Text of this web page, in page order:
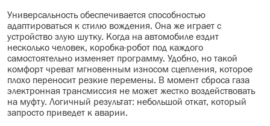
Универсальность обеспечивается способностью
адаптироваться к стилю вождения. Она же играет с
устройство злую шутку. Когда на автомобиле ездит
несколько человек, коробка-робот под каждого
самостоятельно изменяет программу. Удобно, но такой
комфорт чреват мгновенным износом сцепления, которое
плохо переносит резкие перемены. В момент сброса газа
электронная трансмиссия не может жестко воздействовать
на муфту. Логичный результат: небольшой откат, который
запросто приведет к аварии.